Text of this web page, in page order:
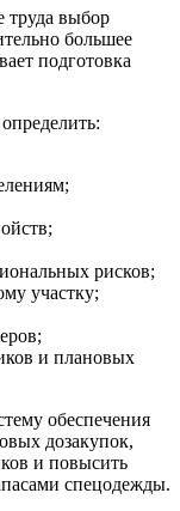
труда выбор
большее
подготовка
рисков;
участку;
и плановых
обеспечения
дозакупок,
и повысить
спецодежды.